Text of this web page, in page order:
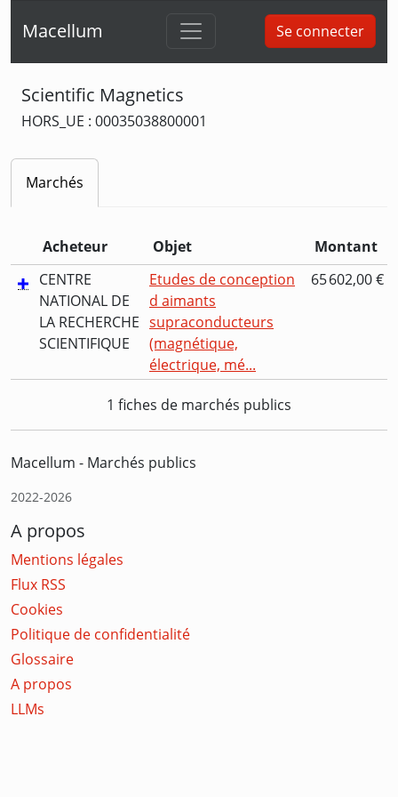
Macellum Se connecter
Scientific Magnetics
HORS_UE : 00035038800001
Marchés
Acheteur Objet
Montant
CENTRE
NATIONAL DE
LA RECHERCHE
SCIENTIFIQUE
Etudes de conception
d aimants
supraconducteurs
(magnétique,
électrique, mé...
65 602,00 €
1 fiches de marchés publics
Macellum - Marchés publics
2022-2026
A propos
Mentions légales
Flux RSS
Cookies
Politique de confidentialité
Glossaire
A propos
LLMs